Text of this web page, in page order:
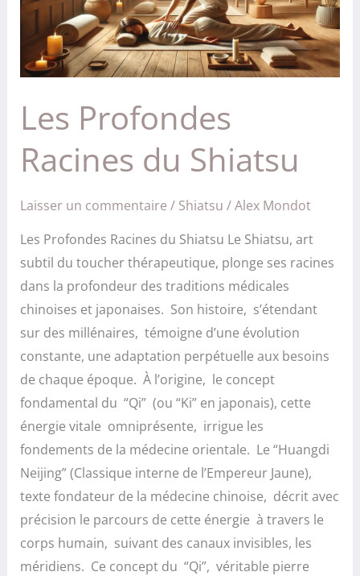
Les Profondes
Racines du Shiatsu
Laisser un commentaire / Shiatsu /Alex Mondot
Les Profondes Racines du Shiatsu Le Shiatsu, art
subtil du toucher thérapeutique, plonge ses racines
dans la profondeur des traditions médicales
chinoises et japonaises. Son histoire, s’étendant
sur des millénaires, témoigne d’une évolution
constante, une adaptation perpétuelle aux besoins
de chaque époque. À l’origine, le concept
fondamental du “Qi” (ou “Ki” en japonais), cette
énergie vitale omniprésente, irrigue les
fondements de la médecine orientale. Le “Huangdi
Neijing” (Classique interne de l’Empereur Jaune),
texte fondateur de la médecine chinoise, décrit avec
précision le parcours de cette énergie à travers le
corps humain, suivant des canaux invisibles, les
méridiens. Ce concept du “Qi”, véritable pierre